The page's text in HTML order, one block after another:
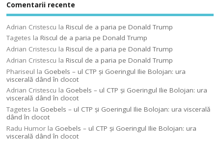
Comentarii recente
Adrian Cristescu laRiscul de a paria pe Donald Trump
Tagetes laRiscul de a paria pe Donald Trump
Adrian Cristescu laRiscul de a paria pe Donald Trump
Adrian Cristescu laRiscul de a paria pe Donald Trump
Phariseul la Goebels – ul CTP şi Goeringul Ilie Bolojan: ura
viscerală dând în clocot
Adrian Cristescu la Goebels – ul CTP şi Goeringul Ilie Bolojan: ura
viscerală dând în clocot
Tagetes la Goebels – ul CTP şi Goeringul Ilie Bolojan: ura viscerală
dând în clocot
Radu Humor la Goebels – ul CTP şi Goeringul Ilie Bolojan: ura
viscerală dând în clocot